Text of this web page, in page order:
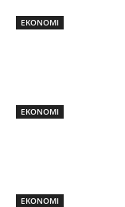
EKONOMI
EKONOMI
EKONOMI